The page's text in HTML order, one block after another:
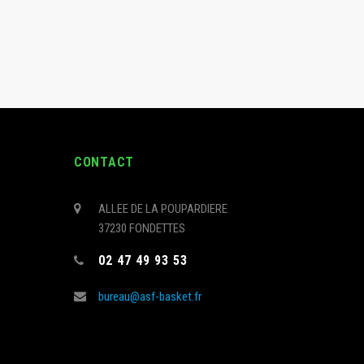
CONTACT
ALLEE DE LA POUPARDIERE
37230 FONDETTES
02 47 49 93 53
bureau@asf-basket.fr